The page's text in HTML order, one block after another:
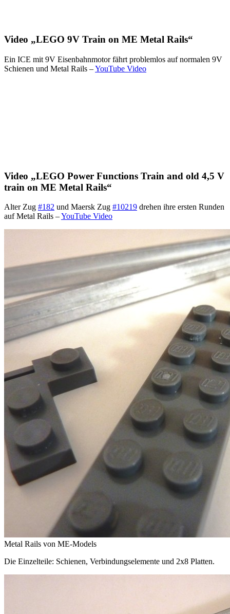
Video „LEGO 9V Train on ME Metal Rails“
Ein ICE mit 9V Eisenbahnmotor fährt problemlos auf normalen 9V
Schienen und Metal Rails –YouTube Video
Video „LEGO Power Functions Train and old 4,5 V
train on ME Metal Rails“
Alter Zug #182 und Maersk Zug #10219 drehen ihre ersten Runden
auf Metal Rails –YouTube Video
Metal Rails von ME-Models
Die Einzelteile: Schienen, Verbindungselemente und 2x8 Platten.